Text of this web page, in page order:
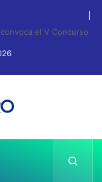
el V Concurso
Libre